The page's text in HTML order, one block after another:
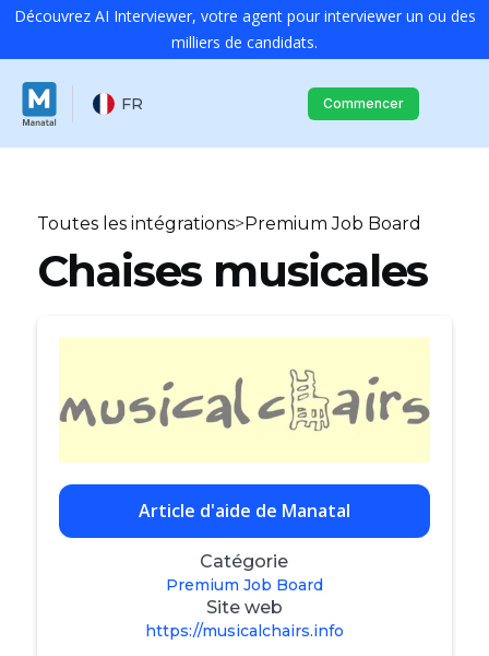
Découvrez AI Interviewer, votre agent pour interviewer un ou des
milliers de candidats.
FR Commencer
Toutes les intégrations>Premium Job Board
Chaises musicales
Article d'aide de Manatal
Catégorie
Premium Job Board
Site web
https://musicalchairs.info